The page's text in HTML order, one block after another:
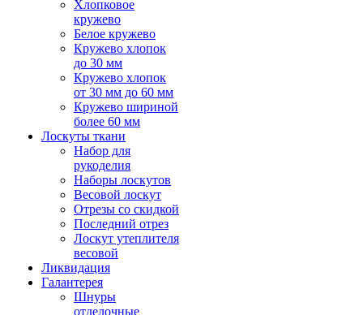
Хлопковое
кружево
Белое кружево
Кружево хлопок
до 30 мм
Кружево хлопок
от 30 мм до 60 мм
Кружево шириной
более 60 мм
Лоскуты ткани
Набор для
рукоделия
Наборы лоскутов
Весовой лоскут
Отрезы со скидкой
Последний отрез
Лоскут утеплителя
весовой
Ликвидация
Галантерея
Шнуры
отделочные